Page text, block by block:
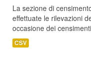
La sezione di
effettuate le rilevazioni
occasione dei
CSV